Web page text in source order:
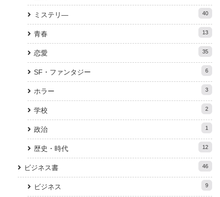
ミステリ― 40
青春 13
恋愛 35
SF・ファンタジー 6
ホラー 3
学校 2
政治 1
歴史・時代 12
ビジネス書 46
ビジネス 9